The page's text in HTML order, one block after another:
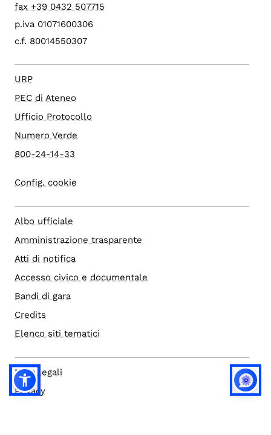
fax +39 0432 507715
p.iva 01071600306
c.f. 80014550307
URP
PEC di Ateneo
Ufficio Protocollo
Numero Verde
800-24-14-33
Config. cookie
Albo ufficiale
Amministrazione trasparente
Atti di notifica
Accesso civico e documentale
Bandi di gara
Credits
Elenco siti tematici
Note legali
Privacy